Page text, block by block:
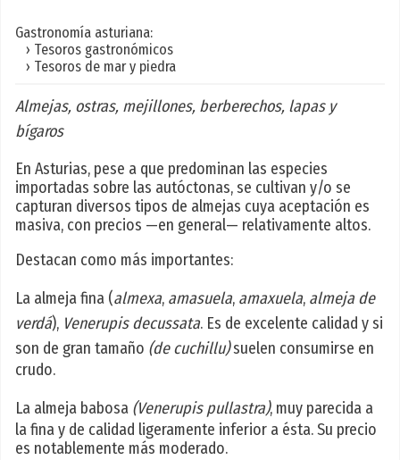
Gastronomía asturiana:
› Tesoros gastronómicos
› Tesoros de mar y piedra
Almejas, ostras, mejillones, berberechos, lapas y
bígaros
En Asturias, pese a que predominan las especies
importadas sobre las autóctonas, se cultivan y/o se
capturan diversos tipos de almejas cuya aceptación es
masiva, con precios —en general— relativamente altos.
Destacan como más importantes:
La almeja fina (almexa, amasuela, amaxuela, almeja de
verdá), Venerupis decussata. Es de excelente calidad y si
son de gran tamaño (de cuchillu)suelen consumirse en
crudo.
La almeja babosa (Venerupis pullastra), muy parecida a
la fina y de calidad ligeramente inferior a ésta. Su precio
es notablemente más moderado.